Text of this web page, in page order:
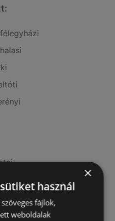
aktuális akciós újságjai
×
használ
fájlok,
weboldalak